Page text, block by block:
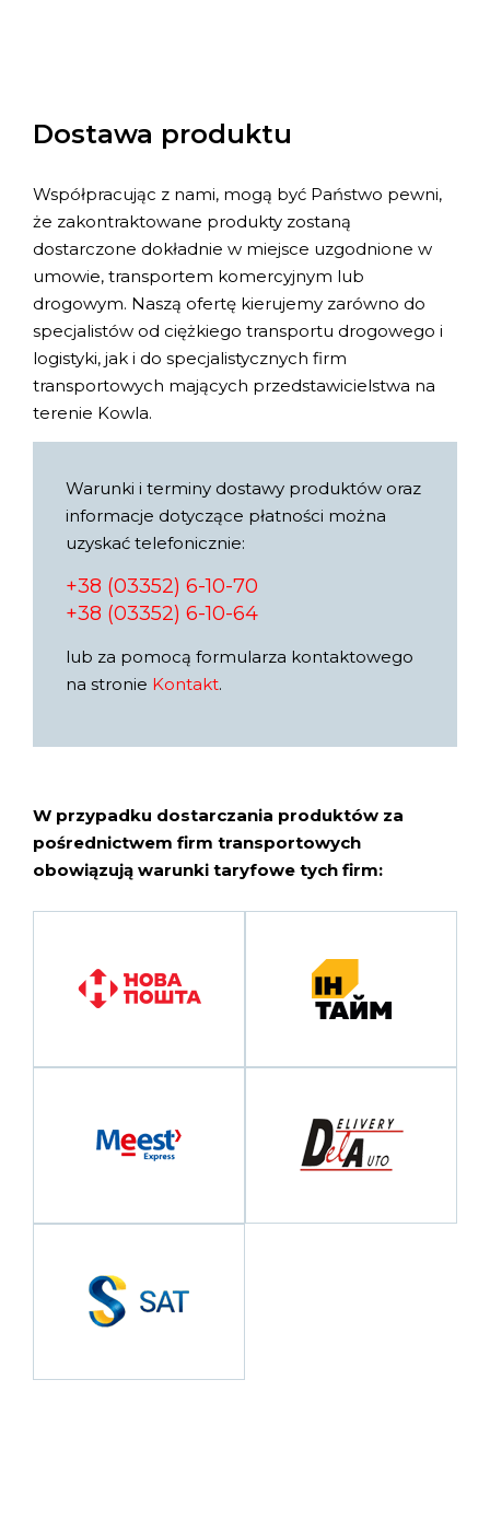
Dostawa produktu
Współpracując z nami, mogą być Państwo pewni,
że zakontraktowane produkty zostaną
dostarczone dokładnie w miejsce uzgodnione w
umowie, transportem komercyjnym lub
drogowym. Naszą ofertę kierujemy zarówno do
specjalistów od ciężkiego transportu drogowego i
logistyki, jak i do specjalistycznych firm
transportowych mających przedstawicielstwa na
terenie Kowla.
Warunki i terminy dostawy produktów oraz
informacje dotyczące płatności można
uzyskać telefonicznie:
+38 (03352) 6-10-70
+38 (03352) 6-10-64
lub za pomocą formularza kontaktowego
na stronie Kontakt.
W przypadku dostarczania produktów za
pośrednictwem firm transportowych
obowiązują warunki taryfowe tych firm: